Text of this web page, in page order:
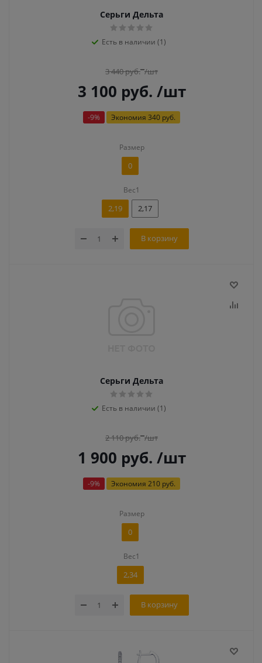
Серьги Дельта
Есть в наличии (1)
3 440руб. /шт
3 100 руб. /шт
-9% Экономия 340 руб.
Размер
0
Вес1
2,19 2,17
В корзину
Серьги Дельта
Есть в наличии (1)
2 110руб. /шт
1 900 руб. /шт
-9% Экономия 210 руб.
Размер
0
Вес1
2,34
В корзину